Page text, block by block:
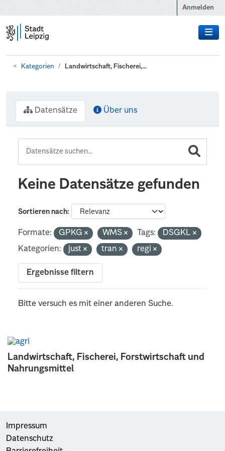
Anmelden
Kategorien Landwirtschaft, Fischerei,...
Landwirtschaft, Fischerei, Forstwirtschaft und
Nahrungsmittel
Datensätze Über uns
Keine Datensätze gefunden
Sortieren nach
Formate: GPKG WMS Tags:
DSGKL
Kategorien:
just tran regi
Ergebnisse filtern
Bitte versuch es mit einer anderen Suche.
Impressum
Datenschutz